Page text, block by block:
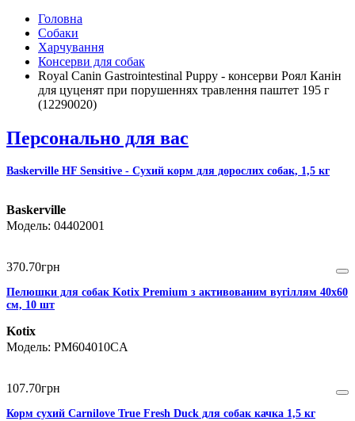
Головна
Собаки
Харчування
Консерви для собак
Royal Canin Gastrointestinal Puppy - консерви Роял Канін
для цуценят при порушеннях травлення паштет 195 г
(12290020)
Персонально для вас
Baskerville HF Sensitive - Сухий корм для дорослих собак, 1,5 кг
Baskerville
04402001
370.70грн
Пелюшки для собак Kotix Premium з активованим вугіллям 40х60
см, 10 шт
Kotix
PM604010CA
107.70грн
Корм сухий Carnilove True Fresh Duck для cобак качка 1,5 кг